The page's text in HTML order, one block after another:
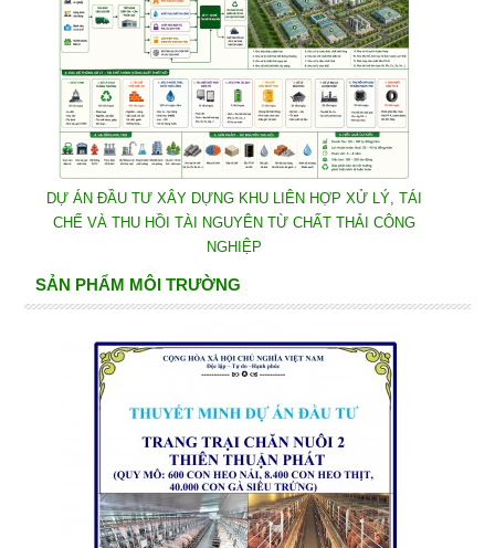
DỰ ÁN ĐẦU TƯ XÂY DỰNG KHU LIÊN HỢP XỬ LÝ, TÁI
CHẾ VÀ THU HỒI TÀI NGUYÊN TỪ CHẤT THẢI CÔNG
NGHIỆP
SẢN PHẨM MÔI TRƯỜNG